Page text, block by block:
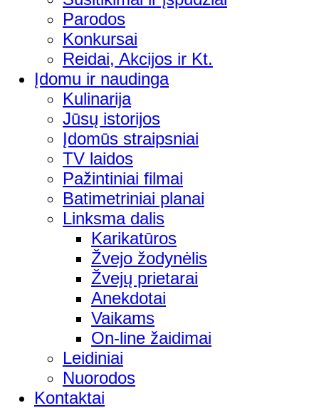
Parodos
Konkursai
Reidai, Akcijos ir Kt.
Įdomu ir naudinga
Kulinarija
Jūsų istorijos
Įdomūs straipsniai
TV laidos
Pažintiniai filmai
Batimetriniai planai
Linksma dalis
Karikatūros
Žvejo žodynėlis
Žvejų prietarai
Anekdotai
Vaikams
On-line žaidimai
Leidiniai
Nuorodos
Kontaktai